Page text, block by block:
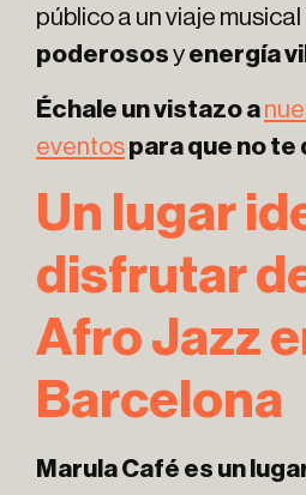
público a un viaje
poderososyenergía
Échale un vistazo a
eventospara que no
Un lugar
disfrutar
Afro Jazz
Barcelona
Marula Café es un